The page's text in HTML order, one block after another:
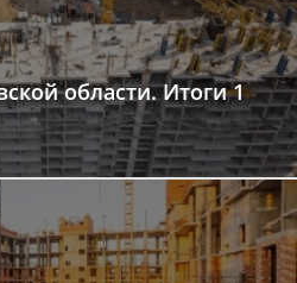
области. Итоги 1